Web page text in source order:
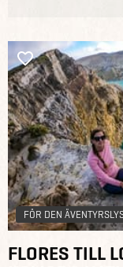
FÖR DEN
FLORES TILL